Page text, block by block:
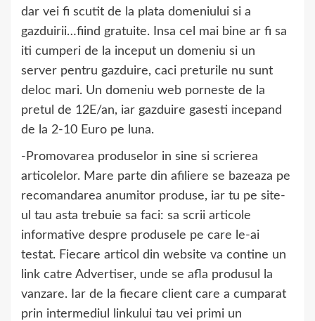
dar vei fi scutit de la plata domeniului si a
gazduirii…fiind gratuite. Insa cel mai bine ar fi sa
iti cumperi de la inceput un domeniu si un
server pentru gazduire, caci preturile nu sunt
deloc mari. Un domeniu web porneste de la
pretul de 12E/an, iar gazduire gasesti incepand
de la 2-10 Euro pe luna.
-Promovarea produselor in sine si scrierea
articolelor. Mare parte din afiliere se bazeaza pe
recomandarea anumitor produse, iar tu pe site-
ul tau asta trebuie sa faci: sa scrii articole
informative despre produsele pe care le-ai
testat. Fiecare articol din website va contine un
link catre Advertiser, unde se afla produsul la
vanzare. Iar de la fiecare client care a cumparat
prin intermediul linkului tau vei primi un